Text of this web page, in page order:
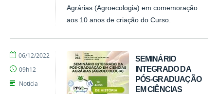
Agrárias (Agroecologia) em comemoração
aos 10 anos de criação do Curso.
SEMINÁRIO
INTEGRADO DA
PÓS-GRADUAÇÃO
EM CIÊNCIAS
por
publicado
06/12/2022
09h12
Notícia